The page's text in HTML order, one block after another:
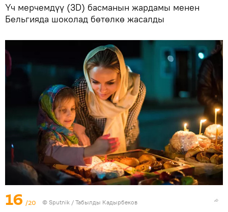
Үч мерчемдүү (3D) басманын жардамы менен
Бельгияда шоколад бөтөлкө жасалды
16 /20 © Sputnik / Табылды Кадырбеков